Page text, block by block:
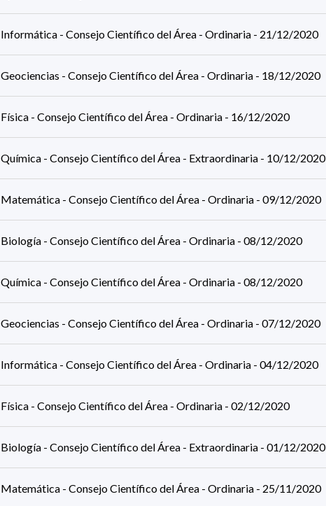
Informática - Consejo Científico del Área - Ordinaria - 21/12/2020
Geociencias - Consejo Científico del Área - Ordinaria - 18/12/2020
Física - Consejo Científico del Área - Ordinaria - 16/12/2020
Química - Consejo Científico del Área - Extraordinaria - 10/12/2020
Matemática - Consejo Científico del Área - Ordinaria - 09/12/2020
Biología - Consejo Científico del Área - Ordinaria - 08/12/2020
Química - Consejo Científico del Área - Ordinaria - 08/12/2020
Geociencias - Consejo Científico del Área - Ordinaria - 07/12/2020
Informática - Consejo Científico del Área - Ordinaria - 04/12/2020
Física - Consejo Científico del Área - Ordinaria - 02/12/2020
Biología - Consejo Científico del Área - Extraordinaria - 01/12/2020
Matemática - Consejo Científico del Área - Ordinaria - 25/11/2020